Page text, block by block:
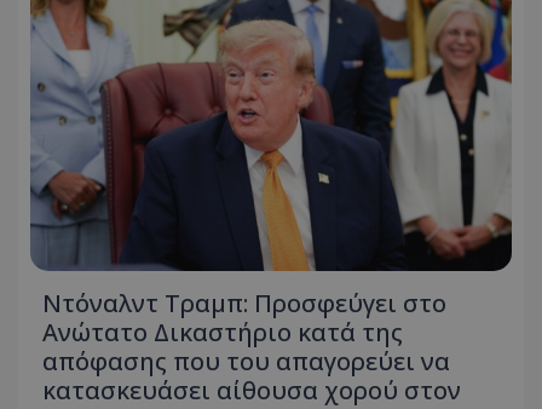
Ντόναλντ Τραμπ: Προσφεύγει στο
Ανώτατο Δικαστήριο κατά της
απόφασης που του απαγορεύει να
κατασκευάσει αίθουσα χορού στον
VISITOR_PRIVACY_METADATA